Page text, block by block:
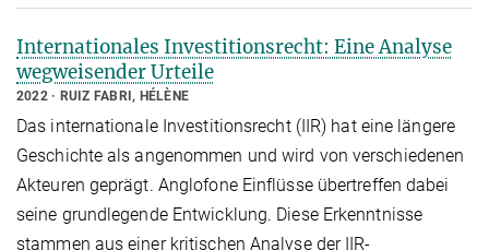
Internationales Investitionsrecht: Eine Analyse
wegweisender Urteile
2022 RUIZ FABRI, HÉLÈNE
Das internationale Investitionsrecht (IIR) hat eine längere
Geschichte als angenommen und wird von verschiedenen
Akteuren geprägt. Anglofone Einflüsse übertreffen dabei
seine grundlegende Entwicklung. Diese Erkenntnisse
stammen aus einer kritischen Analyse der IIR-